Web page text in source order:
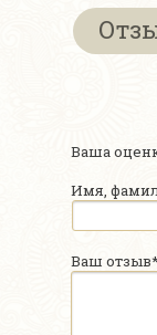
Ваша
Имя,
Ваш